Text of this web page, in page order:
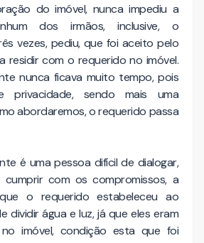
do imóvel, nunca impediu a
dos irmãos, inclusive, o
vezes, pediu, que foi aceito pelo
com o requerido no imóvel.
nunca ficava muito tempo, pois
privacidade, sendo mais uma
abordaremos, o requerido passa
é uma pessoa difícil de dialogar,
com os compromissos, a
o requerido estabeleceu ao
dividir água e luz, já que eles eram
imóvel, condição esta que foi